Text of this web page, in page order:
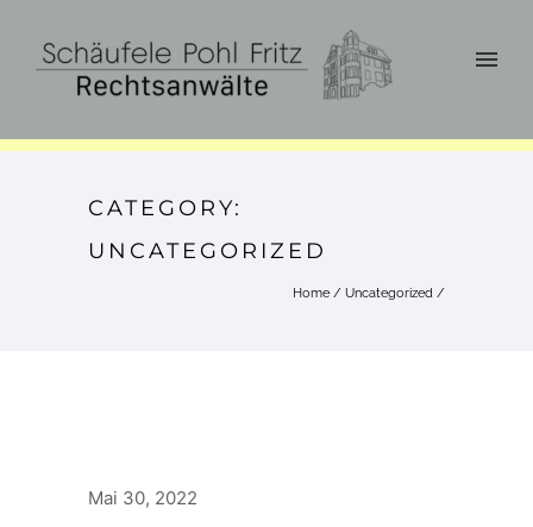
CATEGORY:
UNCATEGORIZED
Home / Uncategorized /
Mai 30, 2022